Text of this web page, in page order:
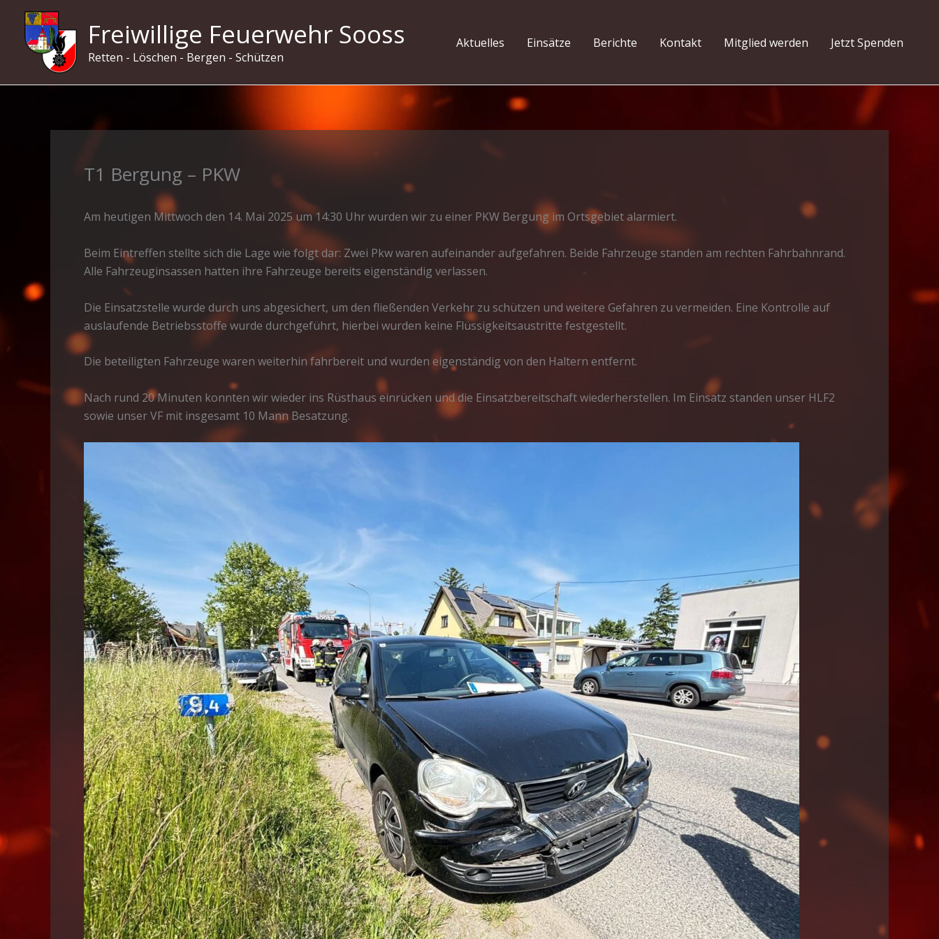
Inhalt
springen
Freiwillige Feuerwehr Sooss
Retten - Löschen - Bergen - Schützen
Aktuelles Einsätze Berichte Kontakt Mitglied werden Jetzt Spenden
T1 Bergung – PKW
Am heutigen Mittwoch den 14. Mai 2025 um 14:30 Uhr wurden wir zu einer PKW Bergung im Ortsgebiet alarmiert.
Beim Eintreffen stellte sich die Lage wie folgt dar: Zwei Pkw waren aufeinander aufgefahren. Beide Fahrzeuge standen am rechten Fahrbahnrand.
Alle Fahrzeuginsassen hatten ihre Fahrzeuge bereits eigenständig verlassen.
Die Einsatzstelle wurde durch uns abgesichert, um den fließenden Verkehr zu schützen und weitere Gefahren zu vermeiden. Eine Kontrolle auf
auslaufende Betriebsstoffe wurde durchgeführt, hierbei wurden keine Flüssigkeitsaustritte festgestellt.
Die beteiligten Fahrzeuge waren weiterhin fahrbereit und wurden eigenständig von den Haltern entfernt.
Nach rund 20 Minuten konnten wir wieder ins Rüsthaus einrücken und die Einsatzbereitschaft wiederherstellen. Im Einsatz standen unser HLF2
sowie unser VF mit insgesamt 10 Mann Besatzung.